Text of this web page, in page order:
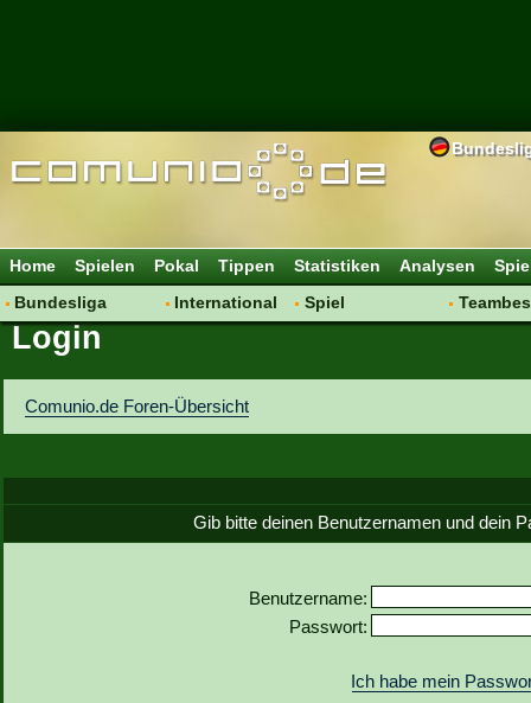
Home Spielen Pokal Tippen Statistiken Analysen
Bundesliga
Hot News
Spielanalyse
Vereinsdiskussion
International
Spiel
Login
Comunio.de Foren-Übersicht
Gib bitte deinen Benutzernamen und dein
Benutzername:
Passwort:
Ich habe mein